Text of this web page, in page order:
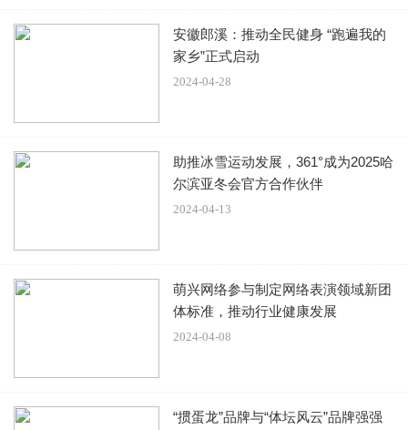
李玟的好友曾经透露，李玟生前因为丈夫的多次出轨，多次
绝望崩溃。第一次出轨她选择了原谅，但是这没有换来丈夫
再加上两个继女一味袒护父亲，让她深受折磨，精神长期压
开的关系。
安徽郎溪：推动全民健身 “跑遍我的
家乡”正式启动
2024-04-28
助推冰雪运动发展，361°成为2025哈
尔滨亚冬会官方合作伙伴
2024-04-13
萌兴网络参与制定网络表演领域新团
体标准，推动行业健康发展
2024-04-08
“掼蛋龙”品牌与“体坛风云”品牌强强